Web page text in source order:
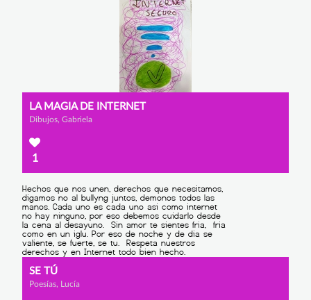
LA MAGIA DE INTERNET
Dibujos, Gabriela
1
SE TÚ
Poesías, Lucía